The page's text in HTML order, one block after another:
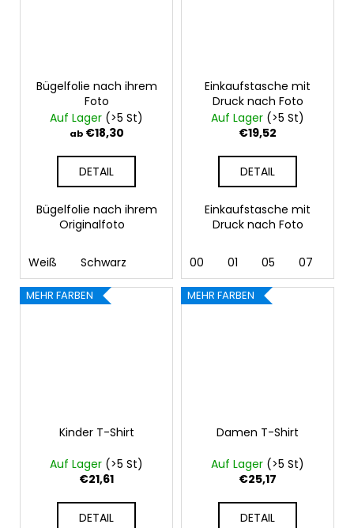
Bügelfolie nach ihrem
Foto
Auf Lager (>5 St)
ab€18,30
DETAIL
Bügelfolie nach ihrem
Originalfoto
Weiß Schwarz
Einkaufstasche mit
Druck nach Foto
Auf Lager (>5 St)
€19,52
DETAIL
Einkaufstasche mit
Druck nach Foto
00 01 05 07
MEHR FARBEN
Kinder T-Shirt
Auf Lager (>5 St)
€21,61
DETAIL
MEHR FARBEN
Damen T-Shirt
Auf Lager (>5 St)
€25,17
DETAIL